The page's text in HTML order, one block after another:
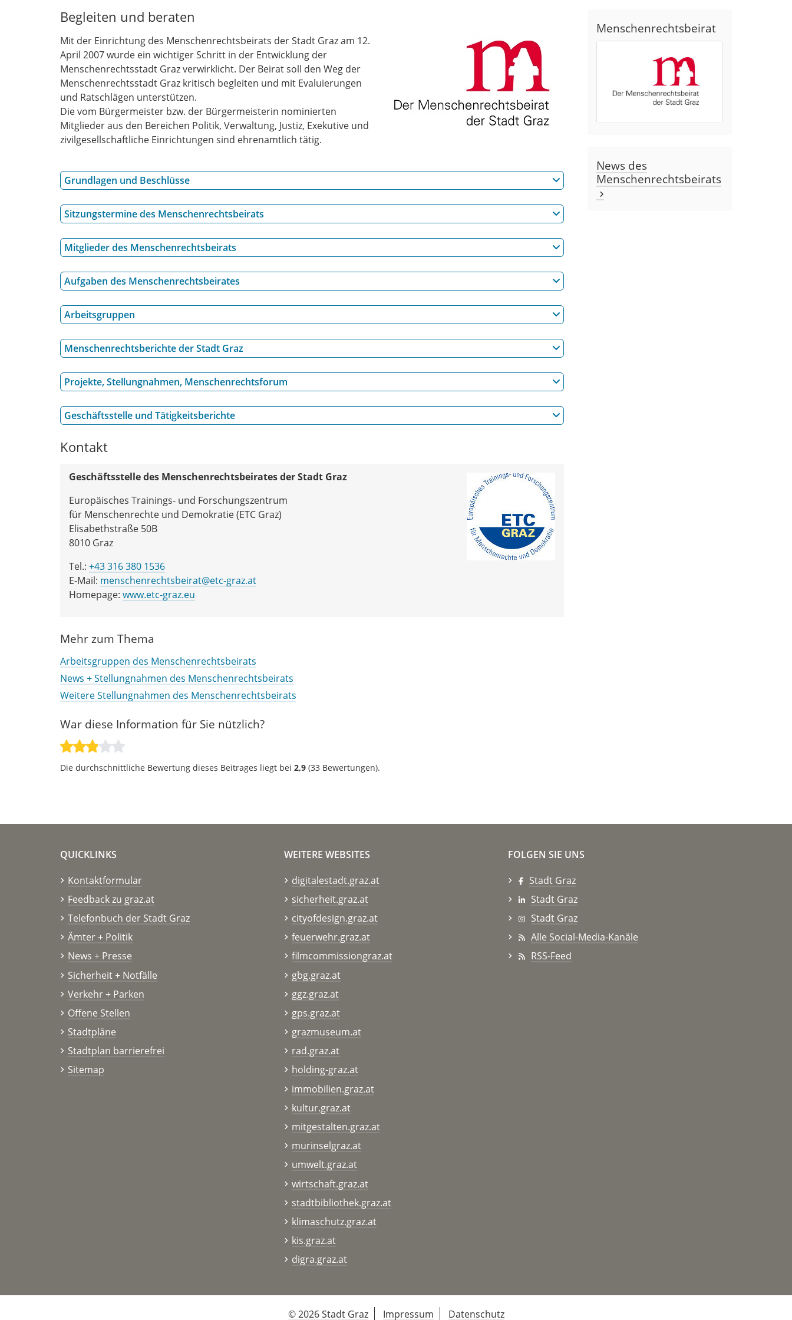
Begleiten und beraten
Mit der Einrichtung des Menschenrechtsbeirats der Stadt Graz am 12.
April 2007 wurde ein wichtiger Schritt in der Entwicklung der
Menschenrechtsstadt Graz verwirklicht. Der Beirat soll den Weg der
Menschenrechtsstadt Graz kritisch begleiten und mit Evaluierungen
und Ratschlägen unterstützen.
Die vom Bürgermeister bzw. der Bürgermeisterin nominierten
Mitglieder aus den Bereichen Politik, Verwaltung, Justiz, Exekutive und
zivilgesellschaftliche Einrichtungen sind ehrenamtlich tätig.
Grundlagen und Beschlüsse
Sitzungstermine des Menschenrechtsbeirats
Mitglieder des Menschenrechtsbeirats
Aufgaben des Menschenrechtsbeirates
Arbeitsgruppen
Menschenrechtsberichte der Stadt Graz
Projekte, Stellungnahmen, Menschenrechtsforum
Geschäftsstelle und Tätigkeitsberichte
Kontakt
Geschäftsstelle des Menschenrechtsbeirates der Stadt Graz
Europäisches Trainings- und Forschungszentrum
für Menschenrechte und Demokratie (ETC Graz)
Elisabethstraße 50B
8010 Graz
Tel.: +43 316 380 1536
E-Mail: menschenrechtsbeirat@etc-graz.at
Homepage: www.etc-graz.eu
Mehr zum Thema
Arbeitsgruppen des Menschenrechtsbeirats
News + Stellungnahmen des Menschenrechtsbeirats
Weitere Stellungnahmen des Menschenrechtsbeirats
War diese Information für Sie nützlich?
Die durchschnittliche Bewertung dieses Beitrages liegt bei 2,9 (33 Bewertungen).
Menschenrechtsbeirat
News des
Menschenrechtsbeirats
QUICKLINKS
Kontaktformular
Feedback zu graz.at
Telefonbuch der Stadt Graz
Ämter + Politik
News + Presse
Sicherheit + Notfälle
Verkehr + Parken
Offene Stellen
Stadtpläne
Stadtplan barrierefrei
Sitemap
WEITERE WEBSITES
digitalestadt.graz.at
sicherheit.graz.at
cityofdesign.graz.at
feuerwehr.graz.at
filmcommissiongraz.at
gbg.graz.at
ggz.graz.at
gps.graz.at
grazmuseum.at
rad.graz.at
holding-graz.at
immobilien.graz.at
kultur.graz.at
mitgestalten.graz.at
murinselgraz.at
umwelt.graz.at
wirtschaft.graz.at
stadtbibliothek.graz.at
klimaschutz.graz.at
kis.graz.at
digra.graz.at
FOLGEN SIE UNS
Stadt Graz
Stadt Graz
Stadt Graz
Alle Social-Media-Kanäle
RSS-Feed
© 2026 Stadt Graz Impressum Datenschutz